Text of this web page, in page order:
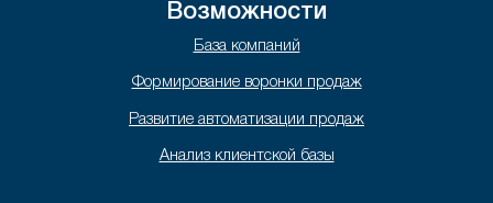
Возможности
База компаний
Формирование воронки продаж
Развитие автоматизации продаж
Анализ клиентской базы